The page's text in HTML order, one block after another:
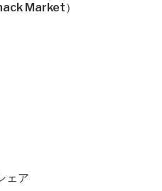
Market）
ェア